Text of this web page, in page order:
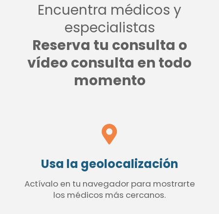
Encuentra médicos y
especialistas
Reserva tu consulta o
vídeo consulta en todo
momento
Usa la geolocalización
Actívalo en tu navegador para mostrarte
los médicos más cercanos.